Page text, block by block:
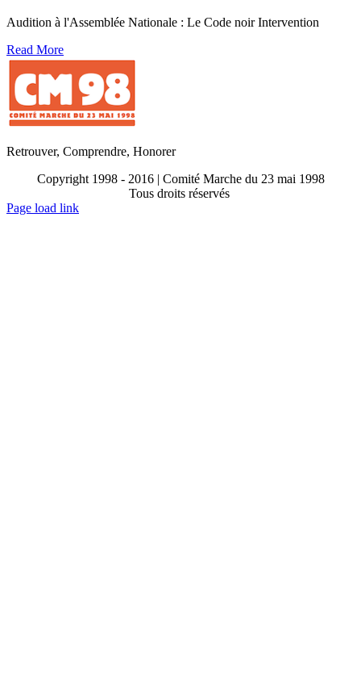
Audition à l'Assemblée Nationale : Le Code noir Intervention
Read More
Retrouver, Comprendre, Honorer
Copyright 1998 - 2016 | Comité Marche du 23 mai 1998
Tous droits réservés
Toggle
Page load link